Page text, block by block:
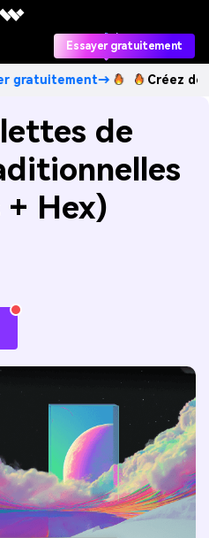
Essayer gratuitement
Créez des images
de
Hex)